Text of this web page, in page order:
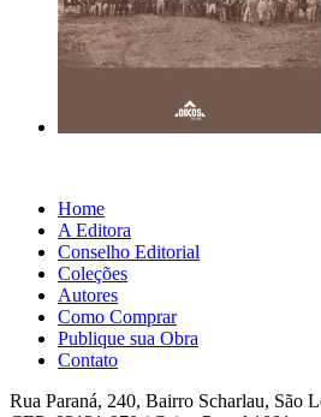
Home
A Editora
Conselho Editorial
Coleções
Autores
Como Comprar
Publique sua Obra
Contato
Rua Paraná, 240, Bairro Scharlau, São